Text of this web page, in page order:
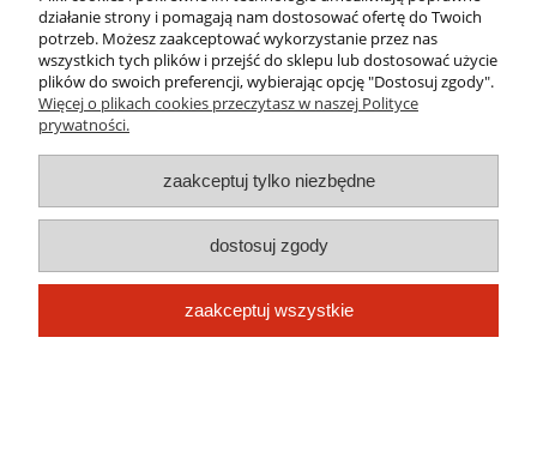
pokaż pełną wersję strony
działanie strony i pomagają nam dostosować ofertę do Twoich
potrzeb. Możesz zaakceptować wykorzystanie przez nas
wszystkich tych plików i przejść do sklepu lub dostosować użycie
plików do swoich preferencji, wybierając opcję "Dostosuj zgody".
Więcej o plikach cookies przeczytasz w naszej Polityce
prywatności.
zaakceptuj tylko niezbędne
dostosuj zgody
zaakceptuj wszystkie